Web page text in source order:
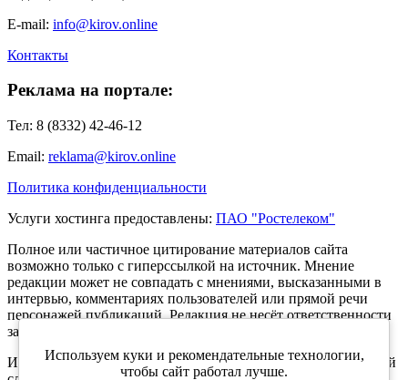
E-mail: info@kirov.online
Контакты
Реклама на портале:
Тел: 8 (8332) 42-46-12
Email: reklama@kirov.online
Политика конфиденциальности
Услуги хостинга предоставлены: ПАО "Ростелеком"
Полное или частичное цитирование материалов сайта
возможно только с гиперссылкой на источник. Мнение
редакции может не совпадать с мнениями, высказанными в
интервью, комментариях пользователей или прямой речи
персонажей публикаций. Редакция не несёт ответственности
за текст комментариев читателей.
Интернет-портал Kirov.online зарегистрирован в Федеральной
Используем куки и рекомендательные технологии,
чтобы сайт работал лучше.